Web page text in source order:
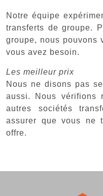
Notre équipe
transferts de groupe.
groupe, nous pouvons
vous avez besoin.
Les meilleur prix
Nous ne disons pas
aussi. Nous vérifions
autres sociétés
assurer que vous ne
offre.